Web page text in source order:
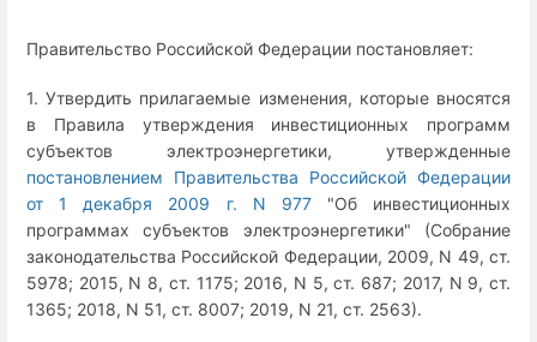
Правительство Российской Федерации постановляет:
1. Утвердить прилагаемые изменения, которые вносятся
в Правила утверждения инвестиционных программ
субъектов электроэнергетики, утвержденные
постановлением Правительства Российской Федерации
от 1 декабря 2009 г. N 977"Об инвестиционных
программах субъектов электроэнергетики" (Собрание
законодательства Российской Федерации, 2009, N 49, ст.
5978; 2015, N 8, ст. 1175; 2016, N 5, ст. 687; 2017, N 9, ст.
1365; 2018, N 51, ст. 8007; 2019, N 21, ст. 2563).